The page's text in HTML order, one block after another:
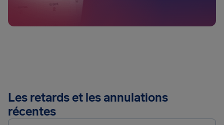
Les retards et les annulations
récentes